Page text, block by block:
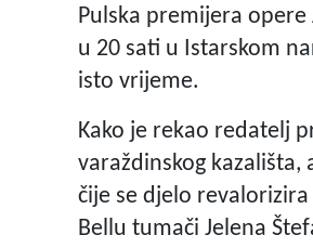
Pulska premijera
u 20 sati u Istarskom
isto vrijeme.
Kako je rekao redatelj
varaždinskog
čije se djelo
Bellu tumači Jelena